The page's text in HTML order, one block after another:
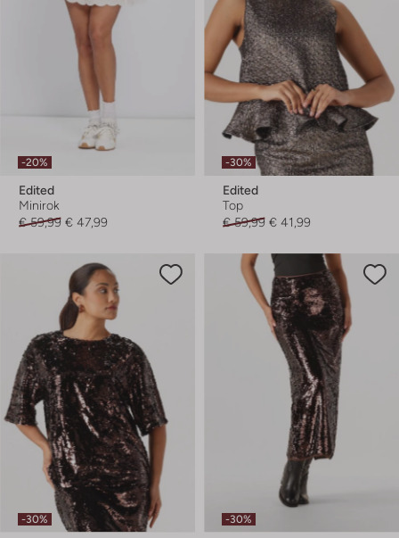
-20%
Edited
Minirok
€ 59,99 € 47,99
-30%
Edited
Top
€ 59,99 € 41,99
-30% -30%